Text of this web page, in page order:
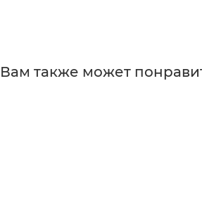
Вам также может